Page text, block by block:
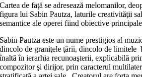
Cartea de faţă se adresează melomanilor,
figura lui Sabin Pautza, laturile creativităţii
semantice ale operei fiind obiective
Sabin Pautza este un nume prestigios al
dincolo de graniţele ţării, dincolo de limitele
înaltă în ierarhia recunoaşterii, explicabilă
compozitor şi dirijor, prin caracterul